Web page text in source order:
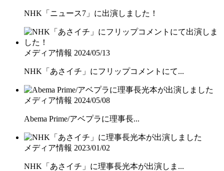
NHK「ニュース7」に出演しました！
メディア情報 2024/05/13
NHK「あさイチ」にフリップコメントにて...
メディア情報 2024/05/08
Abema Prime/アベプラに理事長...
メディア情報 2023/01/02
NHK「あさイチ」に理事長光本が出演しま...